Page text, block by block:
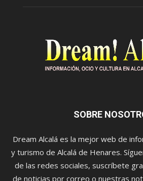
SOBRE
Dream Alcalá es la mejor web de
y turismo de Alcalá de Henares.
de las redes sociales, suscríbete
de noticias por correo o nuestras